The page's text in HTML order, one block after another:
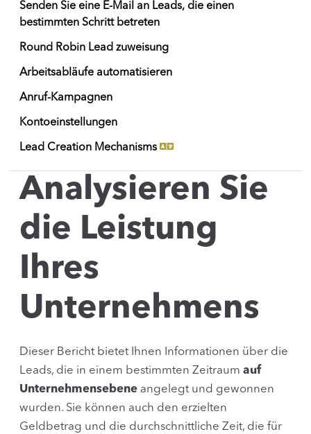
Senden Sie eine E-Mail an Leads, die einen
bestimmten Schritt betreten
Round Robin Lead zuweisung
Arbeitsabläufe automatisieren
Anruf-Kampagnen
Kontoeinstellungen
Lead Creation Mechanisms
Analysieren Sie
die Leistung
Ihres
Unternehmens
Dieser Bericht bietet Ihnen Informationen über die
Leads, die in einem bestimmten Zeitraum auf
Unternehmensebene angelegt und gewonnen
wurden. Sie können auch den erzielten
Geldbetrag und die durchschnittliche Zeit, die für